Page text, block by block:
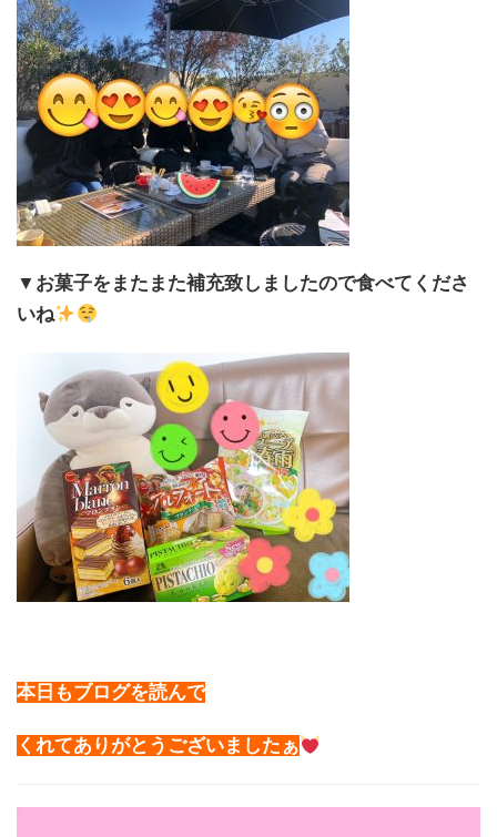
▼お菓子をまたまた補充致しましたので食べてくださ
いね
本日もブログを読んで
くれてありがとうございましたぁ